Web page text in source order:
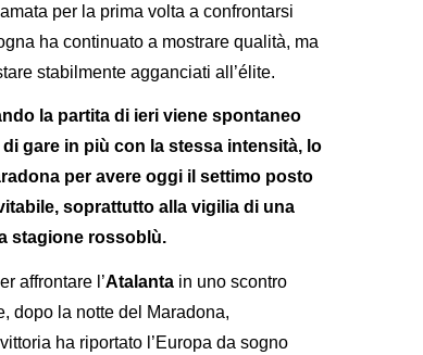
per la prima volta a confrontarsi
ha continuato a mostrare qualità, ma
stabilmente agganciati all’élite.
la partita di ieri viene spontaneo
gare in più con la stessa intensità, lo
per avere oggi il settimo posto
soprattutto alla vigilia di una
stagione rossoblù.
affrontare l’Atalanta in uno scontro
dopo la notte del Maradona,
ha riportato l’Europa da sogno